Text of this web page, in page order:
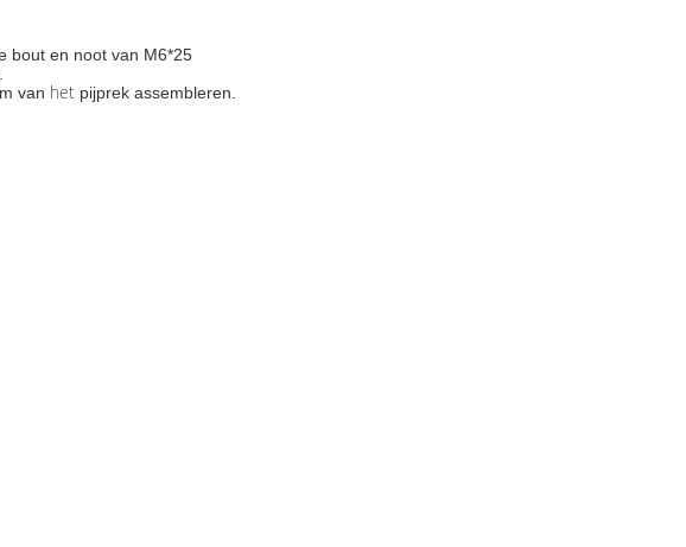
bout en noot van M6*25
van het pijprek assembleren.